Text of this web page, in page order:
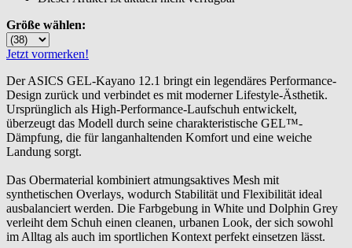
Größe wählen:
Jetzt vormerken!
Der ASICS GEL-Kayano 12.1 bringt ein legendäres Performance-
Design zurück und verbindet es mit moderner Lifestyle-Ästhetik.
Ursprünglich als High-Performance-Laufschuh entwickelt,
überzeugt das Modell durch seine charakteristische GEL™-
Dämpfung, die für langanhaltenden Komfort und eine weiche
Landung sorgt.
Das Obermaterial kombiniert atmungsaktives Mesh mit
synthetischen Overlays, wodurch Stabilität und Flexibilität ideal
ausbalanciert werden. Die Farbgebung in White und Dolphin Grey
verleiht dem Schuh einen cleanen, urbanen Look, der sich sowohl
im Alltag als auch im sportlichen Kontext perfekt einsetzen lässt.